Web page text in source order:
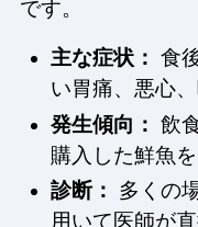
です。
主な症状： 食
い胃痛、悪心、
発生傾向： 飲
購入した鮮魚
診断：
多くの
用いて医師が